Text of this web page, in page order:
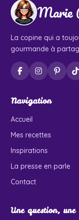
Marie
La copine qui a
gourmande à
Navigation
Accueil
Mes recettes
Inspirations
La presse en parle
Contact
Une question, une